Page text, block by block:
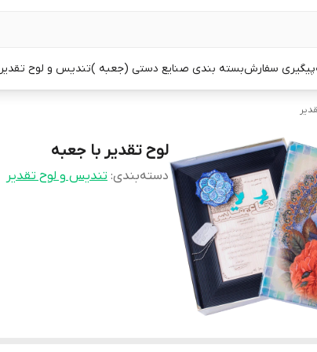
پیگیری سفارشبسته بندی صنایع دستی (جعبه )تندیس و لوح تقدیر
لوح تقدیر با جعبه
دسته‌بندی: تندیس و لوح تقدیر